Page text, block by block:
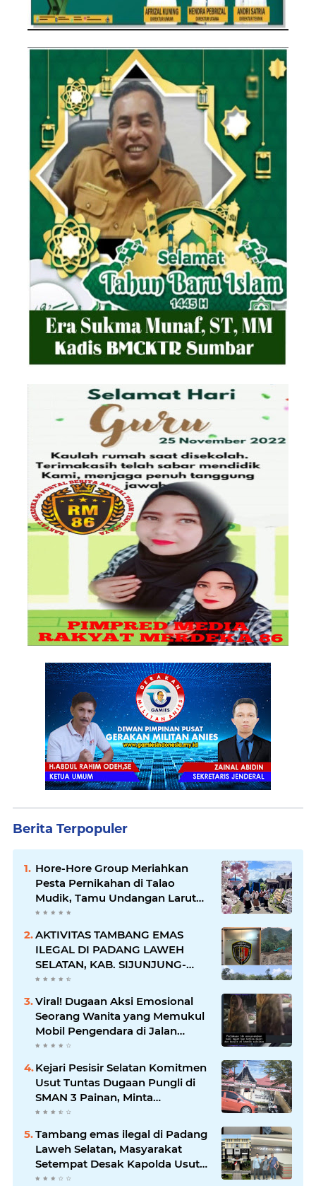
Berita Terpopuler
Hore-Hore Group Meriahkan
Pesta Pernikahan di Talao
Mudik, Tamu Undangan Larut
dalam Suasana Penuh
AKTIVITAS TAMBANG EMAS
ILEGAL DI PADANG LAWEH
SELATAN, KAB. SIJUNJUNG-
SUMBAR SEMAKIN
Viral! Dugaan Aksi Emosional
Seorang Wanita yang Memukul
Mobil Pengendara di Jalan
Khatib Sulaiman
Kejari Pesisir Selatan Komitmen
Usut Tuntas Dugaan Pungli di
SMAN 3 Painan, Minta
Inspektorat Sumbar Lakukan
Tambang emas ilegal di Padang
Laweh Selatan, Masyarakat
Setempat Desak Kapolda Usut
Tuntas